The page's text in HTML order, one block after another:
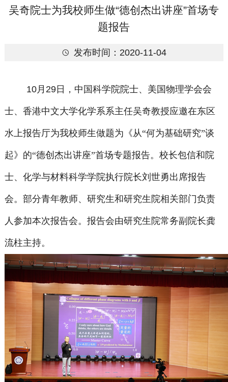
吴奇院士为我校师生做“德创杰出讲座”首场专
题报告
 发布时间：2020-11-04
10月 29日，中国科学院院士、美国物理学会会
士、香港中文大学化学系系主任吴奇教授应邀在东区
水上报告厅为我校师生做题为《从“何为基础研究”谈
起》的“德创杰出讲座”首场专题报告。校长包信和院
士、化学与材料科学学院执行院长刘世勇出席报告
会。部分青年教师、研究生和研究生院相关部门负责
人参加本次报告会。报告会由研究生院常务副院长龚
流柱主持。